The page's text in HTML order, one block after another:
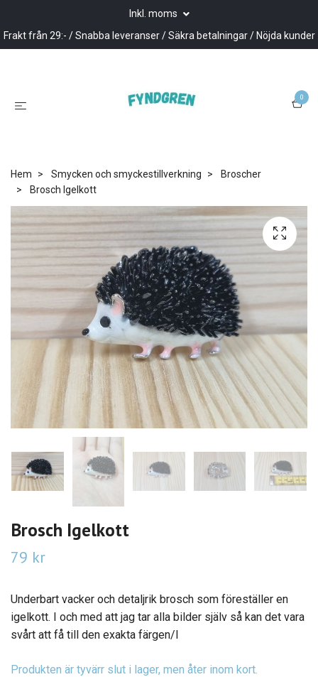
Inkl. moms
Frakt från 29:- / Snabba leveranser / Säkra betalningar / Nöjda kunder
0
Hem Smycken och smyckestillverkning
Broscher
Brosch Igelkott
Brosch Igelkott
79 kr
Underbart vacker och detaljrik brosch som föreställer en
igelkott. I och med att jag tar alla bilder själv så kan det vara
svårt att få till den exakta färgen/l
Produkten är tyvärr slut i lager, men åter inom kort.